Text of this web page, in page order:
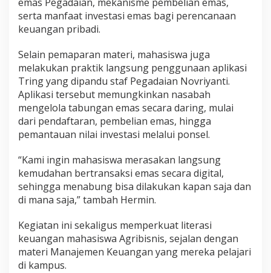
serta manfaat investasi emas bagi perencanaan
keuangan pribadi.
Selain pemaparan materi, mahasiswa juga
melakukan praktik langsung penggunaan aplikasi
Tring yang dipandu staf Pegadaian Novriyanti.
Aplikasi tersebut memungkinkan nasabah
mengelola tabungan emas secara daring, mulai
dari pendaftaran, pembelian emas, hingga
pemantauan nilai investasi melalui ponsel.
“Kami ingin mahasiswa merasakan langsung
kemudahan bertransaksi emas secara digital,
sehingga menabung bisa dilakukan kapan saja dan
di mana saja,” tambah Hermin.
Kegiatan ini sekaligus memperkuat literasi
keuangan mahasiswa Agribisnis, sejalan dengan
materi Manajemen Keuangan yang mereka pelajari
di kampus.